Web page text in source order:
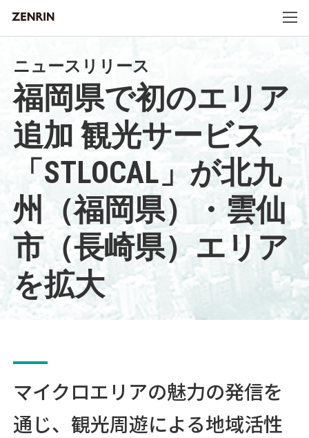
ニュースリリース
福岡県で初のエリア
追加 観光サービス
「STLOCAL」が北九
州（福岡県）・雲仙
市（長崎県）エリア
を拡大
マイクロエリアの魅力の発信を
通じ、観光周遊による地域活性